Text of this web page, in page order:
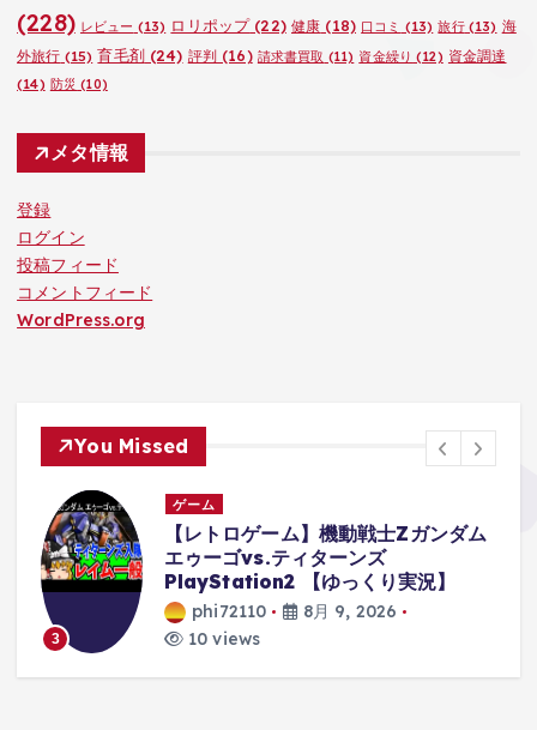
(228) レビュー (13) ロリポップ(22) 健康 (18) 口コミ (13) 旅行(13) 海
外旅行 (15) 育毛剤(24) 評判 (16) 請求書買取 (11) 資金繰り (12) 資金調達
(14) 防災 (10)
メタ情報
登録
ログイン
投稿フィード
コメントフィード
WordPress.org
You Missed
3
ゲーム
【レトロゲーム】機動戦士Zガンダム
エゥーゴvs.ティターンズ
PlayStation2 【ゆっくり実況】
phi72110
8月 9, 2026
10 views